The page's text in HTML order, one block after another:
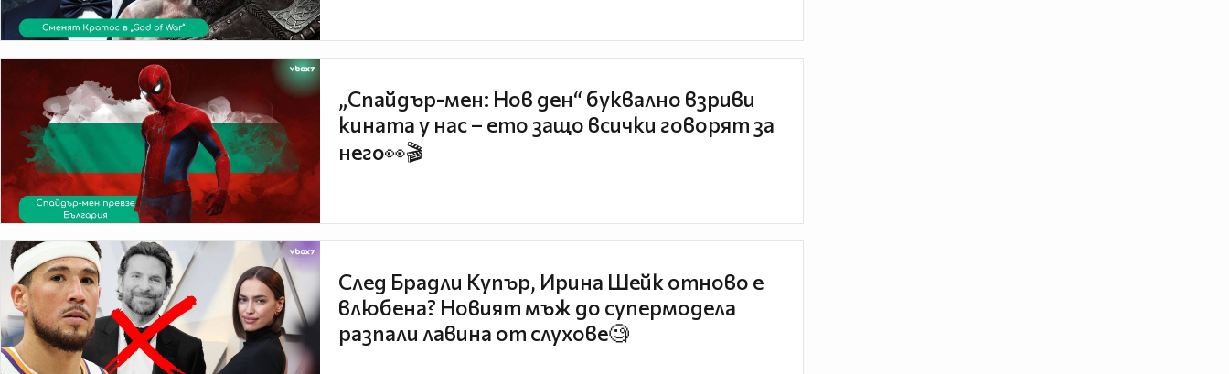
„Спайдър-мен: Нов ден“ буквално взриви
кината у нас – ето защо всички говорят за
него👀🎬
След Брадли Купър, Ирина Шейк отново е
влюбена? Новият мъж до супермодела
разпали лавина от слухове🧐